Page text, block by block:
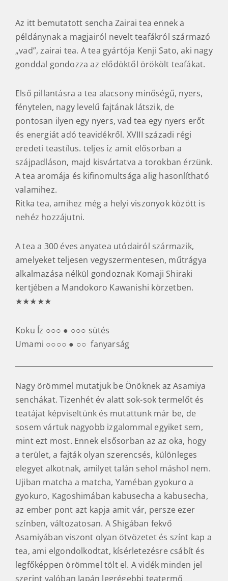
hagyományos, vegyszermentes gondozást kap.
Sencha Zairai vad tea
Az itt bemutatott sencha Zairai tea ennek a
példánynak a magjairól nevelt teafákról származó
„vad”, zairai tea. A tea gyártója Kenji Sato, aki nagy
gonddal gondozza az elődöktől örökölt teafákat.
Első pillantásra a tea alacsony minőségű, nyers,
fénytelen, nagy levelű fajtának látszik, de
pontosan ilyen egy nyers, vad tea egy nyers erőt
és energiát adó teavidékről. XVIII századi régi
eredeti teastílus. teljes íz amit elősorban a
A tea aromája és kifinomultsága alig hasonlítható
valamihez.
Ritka tea, amihez még a helyi viszonyok között is
nehéz hozzájutni.
amelyeket teljesen vegyszermentesen, műtrágya
alkalmazása nélkül gondoznak Komaji Shiraki
★★★★★
Koku Íz ○○○ ● ○○○ sütés
Umami ○○○○ ● ○○ fanyarság
Nagy örömmel mutatjuk be Önöknek az Asamiya
senchákat. Tizenhét év alatt sok-sok termelőt és
teatájat képviseltünk és mutattunk már be, de
sosem vártuk nagyobb izgalommal egyiket sem,
mint ezt most. Ennek elsősorban az az oka, hogy
a terület, a fajták olyan szerencsés, különleges
elegyet alkotnak, amilyet talán sehol máshol nem.
Ujiban matcha a matcha, Yaméban gyokuro a
gyokuro, Kagoshimában kabusecha a kabusecha,
az ember pont azt kapja amit vár, persze ezer